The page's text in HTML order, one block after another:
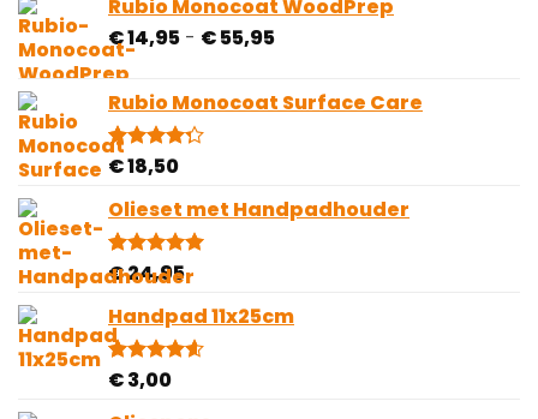
Rubio Monocoat WoodPrep
€14,95 - €55,95Prijsklasse:
€ 55,95
Rubio Monocoat Surface Care
Gewaardeerd
gebaseerd
op
4
klantbeoordelingen
€18,50
Olieset met Handpadhouder
Gewaardeerd
5.00 op 5
gebaseerd
op
4
klantbeoordelingen
€24,95
Handpad 11x25cm
Gewaardeerd
5
€3,00